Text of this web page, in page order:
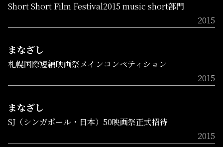
Short Short Film Festival2015 music short部門
2015
まなざし
札幌国際短編映画祭メインコンペティション
2015
まなざし
SJ（シンガポール・日本）50映画祭正式招待
2015